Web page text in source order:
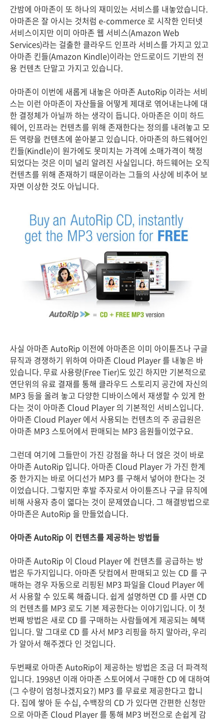
간밤에 아마존이 또 하나의 재미있는 서비스를 내놓았습니다.
아마존은 잘 아시는 것처럼 e-commerce 로 시작한 인터넷
서비스이지만 이미 아마존 웹 서비스(Amazon Web
Services)라는 걸출한 클라우드 인프라 서비스를 가지고 있고
아마존 킨들(Amazon Kindle)이라는 안드로이드 기반의 전
용 컨텐츠 단말고 가지고 있습니다.
아마존이 이번에 새롭게 내놓은 아마존 AutoRip 이라는 서비
스는 이런 아마존이 자산들을 어떻게 제대로 엮어내는냐에 대
한 결정체가 아닐까 하는 생각이 듭니다. 아마존은 이미 하드
웨어, 인프라는 컨텐츠를 위해 존재한다는 정의를 내려놓고 모
든 역량을 컨텐츠에 쏟아붇고 있습니다. 아마존의 하드웨어인
킨들(Kindle)이 원가에도 못미치는 가격에 소매가격이 책정
되었다는 것은 이미 널리 알려진 사실입니다. 하드웨어는 오직
컨텐츠를 위해 존재하기 때문이라는 그들의 사상에 비추어 보
자면 이상한 것도 아닙니다.
사실 아마존 AutoRip 이전에 아마존은 이미 아이튠즈나 구글
뮤직과 경쟁하기 위하여 아마존 Cloud Player 를 내놓은 바
있습니다. 무료 사용량(Free Tier)도 있긴 하지만 기본적으로
연단위의 유료 결재를 통해 클라우드 스토리지 공간에 자신의
MP3 등을 올려 놓고 다양한 디바이스에서 재생할 수 있게 한
다는 것이 아마존 Cloud Player 의 기본적인 서비스입니다.
아마존 Cloud Player 에서 사용되는 컨텐츠의 주 공급원은
아마존 MP3 스토어에서 판매되는 MP3 음원들이었구요.
그런데 여기에 그들만이 가진 강점을 하나 더 얹은 것이 바로
아마존 AutoRip 입니다. 아마존 Cloud Player 가 가진 한계
중 한가지는 바로 어디선가 MP3 를 구해서 넣어야 한다는 것
이었습니다. 그렇지만 후발 주자로서 아이튠즈나 구글 뮤직에
비해 사용자 층이 엷다는 것이 문제였습니다. 그 해결방법으로
아마존은 AutoRip 을 만들었습니다.
아마존 AutoRip 이 컨텐츠를 제공하는 방법들
아마존 AutoRip 이 Cloud Player 에 컨텐츠를 공급하는 방
법은 두가지입니다. 아마존 닷컴에서 판매되고 있는 CD 를 구
매하는 경우 자동으로 리핑된 MP3 파일을 Cloud Player 에
서 사용할 수 있도록 해줍니다. 쉽게 설명하면 CD 를 사면 CD
의 컨텐츠를 MP3 로도 기본 제공한다는 이야기입니다. 이 첫
번째 방법은 새로 CD 를 구매하는 사람들에게 제공되는 혜택
입니다. 말 그대로 CD 를 사서 MP3 리핑을 하지 말아라, 우리
가 알아서 해주겠다 인 것입니다.
두번째로 아마존 AutoRip이 제공하는 방법은 조금 더 파격적
입니다. 1998년 이래 아마존 스토어에서 구매한 CD 에 대하여
(그 수량이 엄청나겠지요?) MP3 를 무료로 제공한다고 합니
다. 집에 쌓아 둔 수십, 수백장의 CD 가 있다면 간편한 신청만
으로 아마존 Cloud Player 를 통해 MP3 버전으로 손쉽게 감